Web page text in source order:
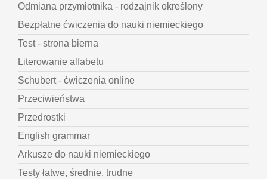
Odmiana przymiotnika - rodzajnik określony
Bezpłatne ćwiczenia do nauki niemieckiego
Test - strona bierna
Literowanie alfabetu
Schubert - ćwiczenia online
Przeciwieństwa
Przedrostki
English grammar
Arkusze do nauki niemieckiego
Testy łatwe, średnie, trudne